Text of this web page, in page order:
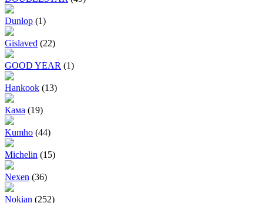
Dunlop (1)
Gislaved (22)
GOOD YEAR (1)
Hankook (13)
Кама (19)
Kumho (44)
Michelin (15)
Nexen (36)
Nokian (252)